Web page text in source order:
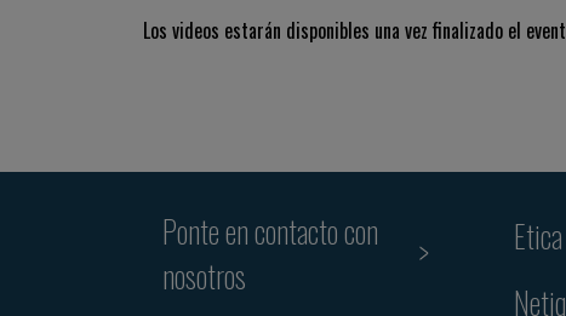
Los videos estarán disponibles una vez finalizado el
Ponte en contacto con
nosotros